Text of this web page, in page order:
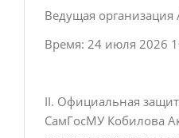
Ведущая
Время: 24 июля 2026
II. Официальная
СамГосМУ Кобилова